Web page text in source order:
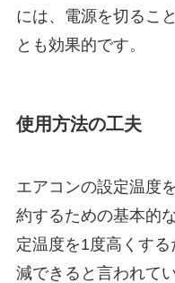
には、電源を切るこ
とも効果的です。
使用方法の工夫
エアコンの設定温度
約するための基本的
定温度を1度高くす
減できると言われて